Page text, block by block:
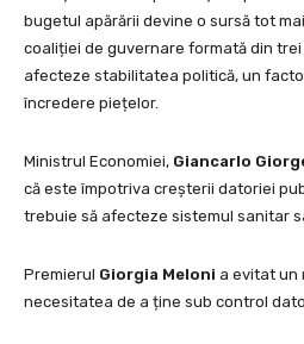
bugetul apărării devine o sursă tot
coaliției de guvernare formată din
afecteze stabilitatea politică, un
încredere piețelor.
Ministrul Economiei, Giancarlo
că este împotriva creșterii datoriei
trebuie să afecteze sistemul sanitar
Premierul Giorgia Meloni a evitat un
necesitatea de a ține sub control